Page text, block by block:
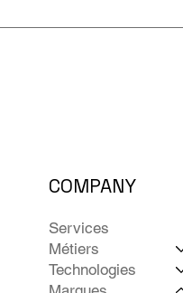
Services
Métiers
Technologies
COMPANY